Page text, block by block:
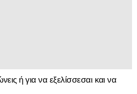
ή για να εξελίσσεσαι και να